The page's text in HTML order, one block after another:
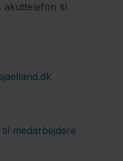
akuttelefon til
medarbejdere